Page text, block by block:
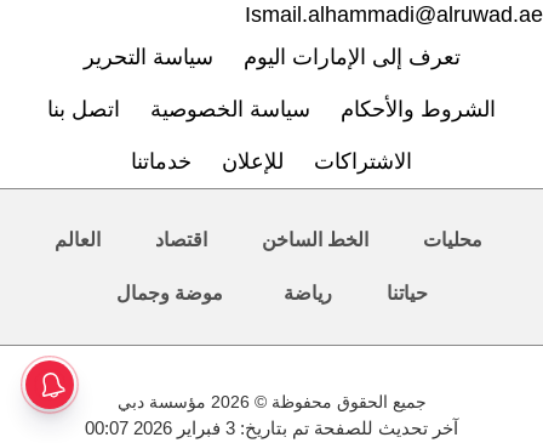
Ismail.alhammadi@alruwad.ae
تعرف إلى الإمارات اليوم
سياسة التحرير
الشروط والأحكام سياسة الخصوصية اتصل بنا
الاشتراكات للإعلان خدماتنا
محليات الخط الساخن اقتصاد العالم
حياتنا رياضة موضة وجمال
جميع الحقوق محفوظة © 2026 مؤسسة دبي
آخر تحديث للصفحة تم بتاريخ: 3 فبراير 2026 00:07